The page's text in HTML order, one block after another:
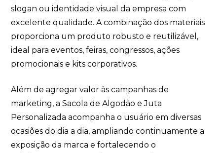
slogan ou identidade visual da empresa com
excelente qualidade. A combinação dos materiais
proporciona um produto robusto e reutilizável,
ideal para eventos, feiras, congressos, ações
promocionais e kits corporativos.
Além de agregar valor às campanhas de
marketing, a Sacola de Algodão e Juta
Personalizada acompanha o usuário em diversas
ocasiões do dia a dia, ampliando continuamente a
exposição da marca e fortalecendo o